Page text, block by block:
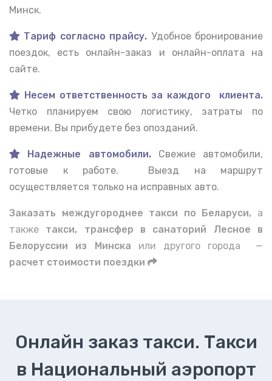
Минск.
Тариф согласно прайсу. Удобное бронирование
поездок, есть онлайн-заказ и онлайн-оплата на
сайте.
Несем ответственность за каждого клиента.
Четко планируем свою логистику, затраты по
времени. Вы прибудете без опозданий.
Надежные автомобили. Свежие автомобили,
готовые к работе. Выезд на маршрут
осуществляется только на исправных авто.
Заказать междугороднее такси по Беларуси, а
также такси, трансфер в санаторий Лесное в
Белоруссии из Минска или другого города —
расчет стоимости поездки
Онлайн заказ такси. Такси
в Национальный аэропорт